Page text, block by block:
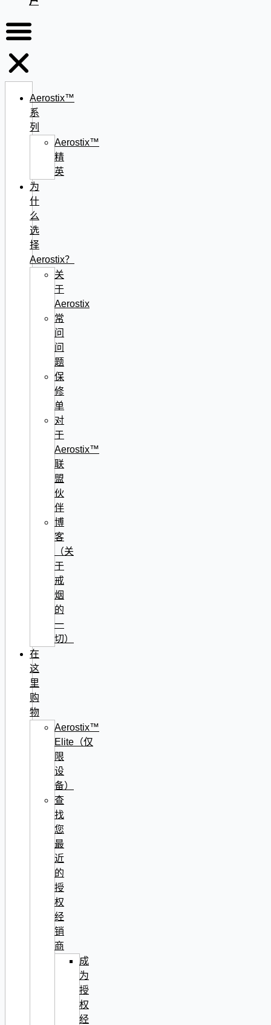
Aerostix™
系
列
Aerostix™
精
英
为
什
么
选
择
Aerostix？
关
于
Aerostix
常
问
问
题
保
修
单
对
于
Aerostix™
联
盟
伙
伴
博
客
（关
于
戒
烟
的
一
切）
在
这
里
购
物
Aerostix™
Elite（仅
限
设
备）
查
找
您
最
近
的
授
权
经
销
商
成
为
授
权
经